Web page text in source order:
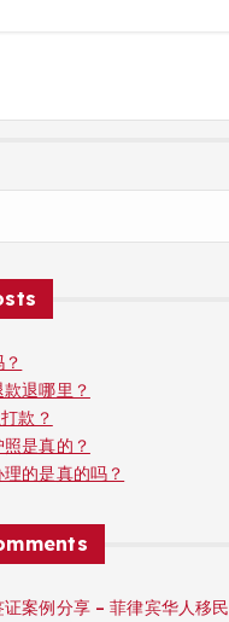
退哪里？
款？
是真的？
的是真的吗？
案例分享 – 菲律宾华人移民